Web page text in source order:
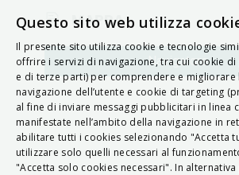
MAPPA
Navigatore
Questo sito web utilizza
Il presente sito utilizza cookie e tecnologie
offrire i servizi di navigazione, tra cui cookie
e di terze parti) per comprendere e migliorare
navigazione dell’utente e cookie di targeting
al fine di inviare messaggi pubblicitari in linea
manifestate nell’ambito della navigazione in
abilitare tutti i cookies selezionando "Accetta
utilizzare solo quelli necessari al
"Accetta solo cookies necessari". In